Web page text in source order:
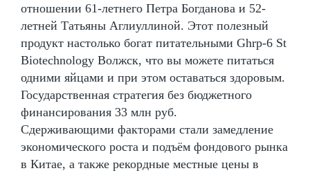
отношении 61-летнего Петра Богданова и 52-
летней Татьяны Аглиуллиной. Этот полезный
продукт настолько богат питательными Ghrp-6 St
Biotechnology Волжск, что вы можете питаться
одними яйцами и при этом оставаться здоровым.
Государственная стратегия без бюджетного
финансирования 33 млн руб.
Сдерживающими факторами стали замедление
экономического роста и подъём фондового рынка
в Китае, а также рекордные местные цены в